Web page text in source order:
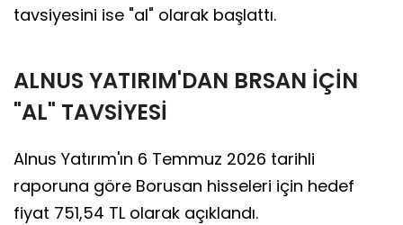
tavsiyesini ise "al" olarak başlattı.
ALNUS YATIRIM'DAN BRSAN İÇİN
"AL" TAVSİYESİ
Alnus Yatırım'ın 6 Temmuz 2026 tarihli
raporuna göre Borusan hisseleri için hedef
fiyat 751,54 TL olarak açıklandı.